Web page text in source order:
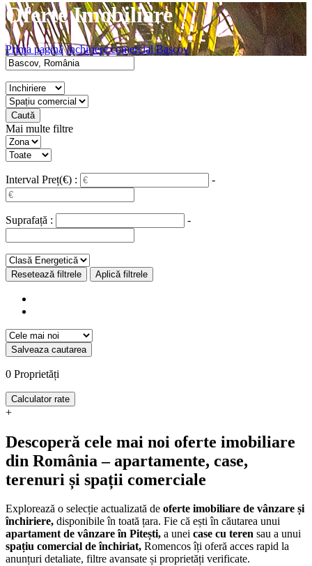
Oferte Imobiliare
Prima pagină Inchiriere comercial Bascov
Caută
Mai multe filtre
Interval Preț(€) : -
Suprafață : -
Resetează filtrele Aplică filtrele
Salveaza cautarea
0 Proprietăți
Calculator rate
+
Descoperă cele mai noi oferte imobiliare
din România – apartamente, case,
terenuri și spații comerciale
Explorează o selecție actualizată de oferte imobiliare de vânzare și
închiriere, disponibile în toată țara. Fie că ești în căutarea unui
apartament de vânzare în Pitești, a unei case cu teren sau a unui
spațiu comercial de închiriat, Romencos îți oferă acces rapid la
anunțuri detaliate, filtre avansate și proprietăți verificate.